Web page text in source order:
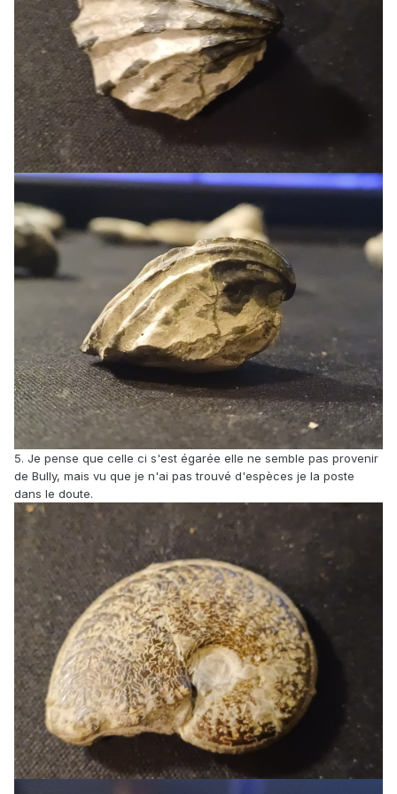
5. Je pense que celle ci s'est égarée elle ne semble pas provenir
de Bully, mais vu que je n'ai pas trouvé d'espèces je la poste
dans le doute.